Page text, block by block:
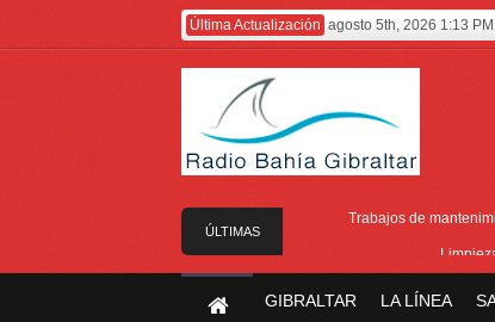
Última Actualización agosto 5th, 2026 1:13 PM
ÚLTIMAS
NOTICIAS
Trabajos de
GIBRALTAR LA LÍNEA